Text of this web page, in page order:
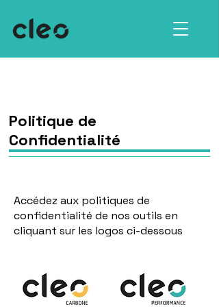
Politique de
Confidentialité
Accédez aux politiques de
confidentialité de nos outils en
cliquant sur les logos ci-dessous